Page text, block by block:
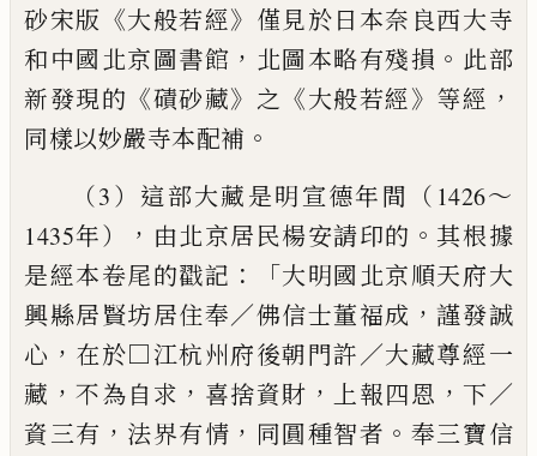
砂宋版 《大般若經》 僅見於日本奈良西大寺
和中國北京圖書館 ， 北圖本略有殘損 。 此部
新發現的 《磧砂藏》 之 《大般若經》 等經 ，
同樣以妙嚴寺本配補 。
（3）這部大藏是明宣德年間（1426～
1435年）
， 由北京居民楊安請印的 。其根據
是經本卷尾的戳記 ：「大明國北京順天府大
興縣居賢坊居住奉／佛信士董福成 ，謹發誠
心 ， 在於□江杭州府後朝門許／大藏尊經一
藏 ，不為自求 ， 喜捨資財 ， 上報四恩 ， 下／
資三有 ， 法界有情 ， 同圓種智者 。 奉三寶信